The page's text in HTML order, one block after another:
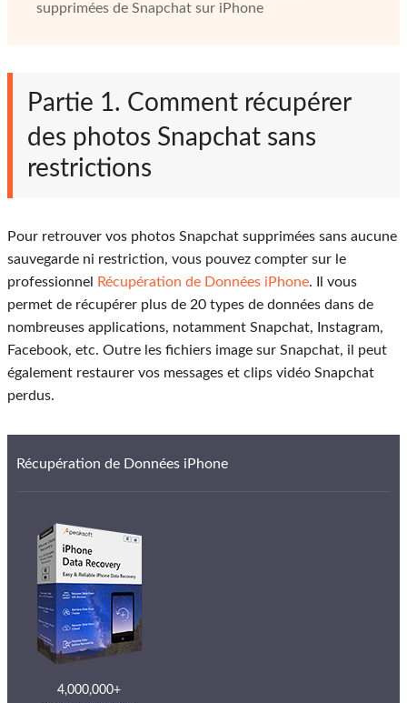
supprimées de Snapchat sur iPhone
Partie 1. Comment récupérer
des photos Snapchat sans
restrictions
Pour retrouver vos photos Snapchat supprimées sans aucune
sauvegarde ni restriction, vous pouvez compter sur le
professionnel
Récupération de Données iPhone. Il vous
permet de récupérer plus de 20 types de données dans de
nombreuses applications, notamment Snapchat, Instagram,
Facebook, etc. Outre les fichiers image sur Snapchat, il peut
également restaurer vos messages et clips vidéo Snapchat
perdus.
Récupération de Données iPhone
4,000,000+